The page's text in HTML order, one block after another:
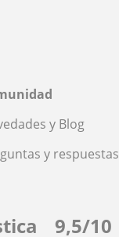
y Blog
y respuestas
9,5/10